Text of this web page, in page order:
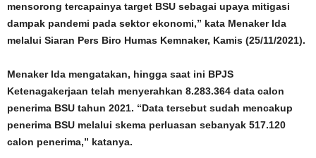
mensorong tercapainya target BSU sebagai upaya mitigasi
dampak pandemi pada sektor ekonomi,” kata Menaker Ida
melalui Siaran Pers Biro Humas Kemnaker, Kamis (25/11/2021).
Menaker Ida mengatakan, hingga saat ini BPJS
Ketenagakerjaan telah menyerahkan 8.283.364 data calon
penerima BSU tahun 2021. “Data tersebut sudah mencakup
penerima BSU melalui skema perluasan sebanyak 517.120
calon penerima,” katanya.